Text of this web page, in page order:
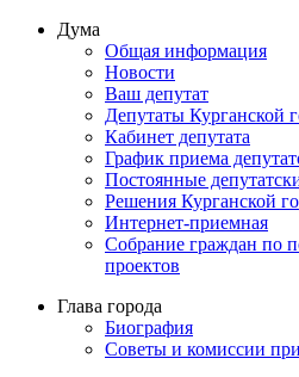
Дума
Общая информация
Новости
Ваш депутат
Депутаты Курганской
Кабинет депутата
График приема
Постоянные
Решения Курганской
Интернет-приемная
Собрание граждан по
проектов
Глава города
Биография
Советы и комиссии